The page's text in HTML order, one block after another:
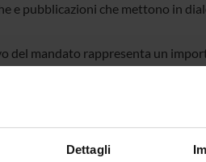
Dettagli
e pubblicazioni che mettono in
del mandato rappresenta un
di Marcella Milana alla
che lavorano nel campo
del Network ESREA “Policy